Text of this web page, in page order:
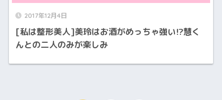
2017年12月4日
[私は整形美人]美玲はお酒がめっちゃ強い!?慧く
んとの二人のみが楽しみ